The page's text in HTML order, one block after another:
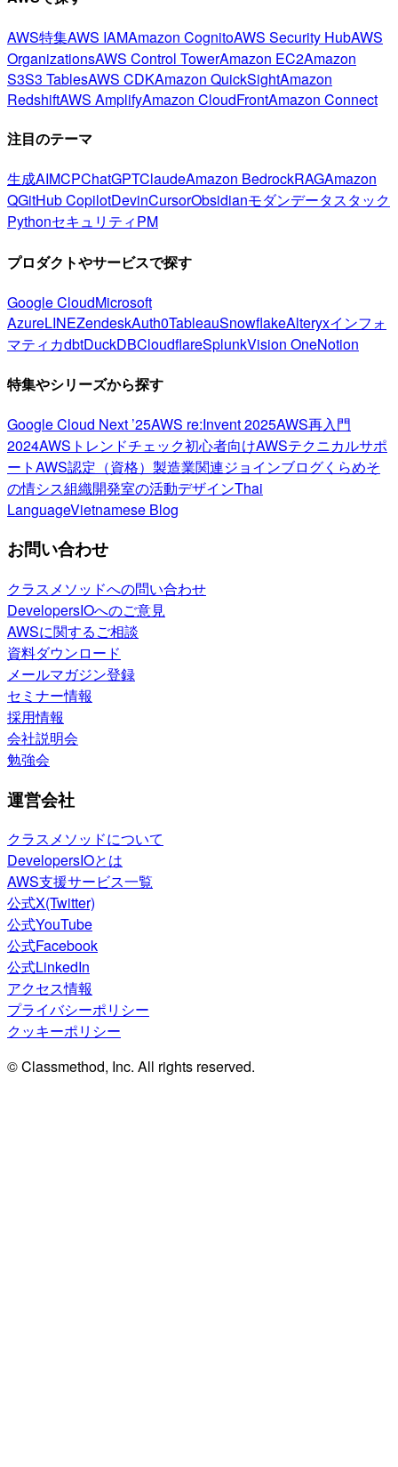
AWS特集AWS IAMAmazon CognitoAWS Security HubAWS
OrganizationsAWS Control TowerAmazon EC2Amazon
S3S3 TablesAWS CDKAmazon QuickSightAmazon
RedshiftAWS AmplifyAmazon CloudFrontAmazon Connect
注目のテーマ
生成AIMCPChatGPTClaudeAmazon BedrockRAGAmazon
QGitHub CopilotDevinCursorObsidianモダンデータスタック
PythonセキュリティPM
プロダクトやサービスで探す
Google CloudMicrosoft
AzureLINEZendeskAuth0TableauSnowflakeAlteryxインフォ
マティカdbtDuckDBCloudflareSplunkVision OneNotion
特集やシリーズから探す
Google Cloud Next ’25AWS re:Invent 2025AWS再入門
2024AWSトレンドチェック初心者向けAWSテクニカルサポ
ートAWS認定（資格） 製造業関連ジョインブログくらめそ
の情シス組織開発室の活動デザインThai
LanguageVietnamese Blog
お問い合わせ
クラスメソッドへの問い合わせ
DevelopersIOへのご意見
AWSに関するご相談
資料ダウンロード
メールマガジン登録
セミナー情報
採用情報
会社説明会
勉強会
運営会社
クラスメソッドについて
DevelopersIOとは
AWS支援サービス一覧
公式X(Twitter)
公式YouTube
公式Facebook
公式LinkedIn
アクセス情報
プライバシーポリシー
クッキーポリシー
© Classmethod, Inc. All rights reserved.